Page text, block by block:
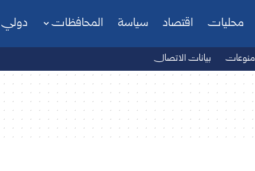
محليات اقتصاد سياسة المحافظات دولي
منوعات بيانات الاتصال